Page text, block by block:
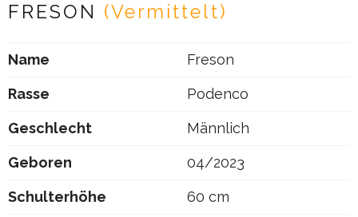
FRESON (Vermittelt)
Name Freson
Rasse Podenco
Geschlecht Männlich
Geboren 04/2023
Schulterhöhe 60 cm